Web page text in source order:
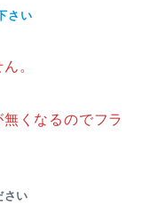
さい
。
くなるのでフラ
さい